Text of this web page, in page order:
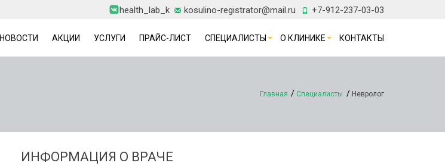
+7-912-237-03-03
kosulino-registrator@mail.ru
health_lab_k
НОВОСТИ АКЦИИ УСЛУГИ ПРАЙС-ЛИСТ СПЕЦИАЛИСТЫ О КЛИНИКЕ КОНТАКТЫ
Главная Специалисты Невролог
ИНФОРМАЦИЯ О ВРАЧЕ